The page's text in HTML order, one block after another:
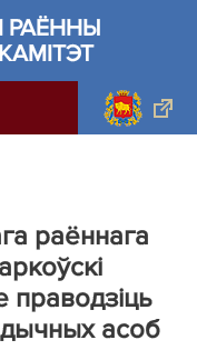
РАЁННЫ
раённага
праводзіць
асоб